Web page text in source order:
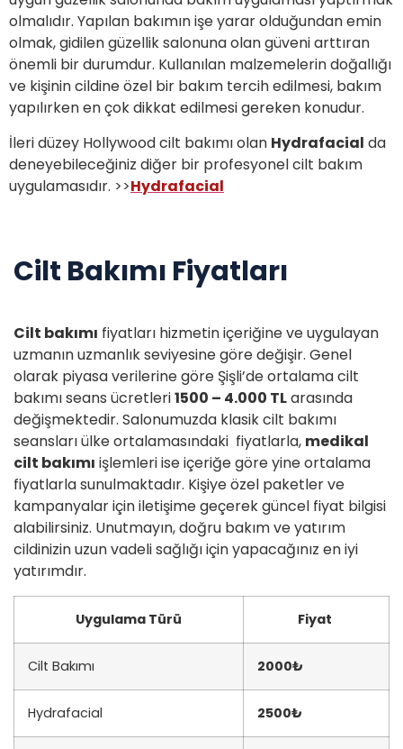
olmalıdır. Yapılan bakımın işe yarar olduğundan emin
olmak, gidilen güzellik salonuna olan güveni arttıran
önemli bir durumdur. Kullanılan malzemelerin doğallığı
ve kişinin cildine özel bir bakım tercih edilmesi, bakım
yapılırken en çok dikkat edilmesi gereken konudur.
İleri düzey Hollywood cilt bakımı olan Hydrafacial da
deneyebileceğiniz diğer bir profesyonel cilt bakım
uygulamasıdır. >>Hydrafacial
Cilt Bakımı Fiyatları
Cilt bakımı fiyatları hizmetin içeriğine ve uygulayan
uzmanın uzmanlık seviyesine göre değişir. Genel
olarak piyasa verilerine göre Şişli’de ortalama cilt
bakımı seans ücretleri1500 – 4.000 TLarasında
değişmektedir. Salonumuzda klasik cilt bakımı
seansları ülke ortalamasındaki fiyatlarla, medikal
cilt bakımı işlemleri ise içeriğe göre yine ortalama
fiyatlarla sunulmaktadır. Kişiye özel paketler ve
kampanyalar için iletişime geçerek güncel fiyat bilgisi
alabilirsiniz. Unutmayın, doğru bakım ve yatırım
cildinizin uzun vadeli sağlığı için yapacağınız en iyi
yatırımdır.
Uygulama Türü Fiyat
Cilt Bakımı 2000₺
Hydrafacial 2500₺